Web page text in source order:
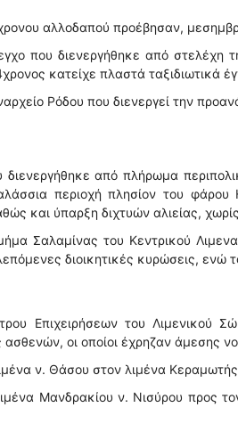
αλλοδαπού προέβησαν,
που διενεργήθηκε από στελέχη
κατείχε πλαστά ταξιδιωτικά
Ρόδου που διενεργεί την
από πλήρωμα
περιοχή πλησίον του
και ύπαρξη διχτυών αλιείας,
Σαλαμίνας του Κεντρικού
διοικητικές κυρώσεις, ενώ
Επιχειρήσεων του Λιμενικού
οι οποίοι έχρηζαν άμεσης
ν. Θάσου στον λιμένα
Μανδρακίου ν. Νισύρου προς